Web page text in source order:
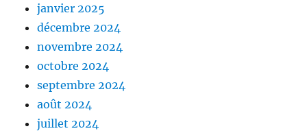
janvier 2025
décembre 2024
novembre 2024
octobre 2024
septembre 2024
août 2024
juillet 2024